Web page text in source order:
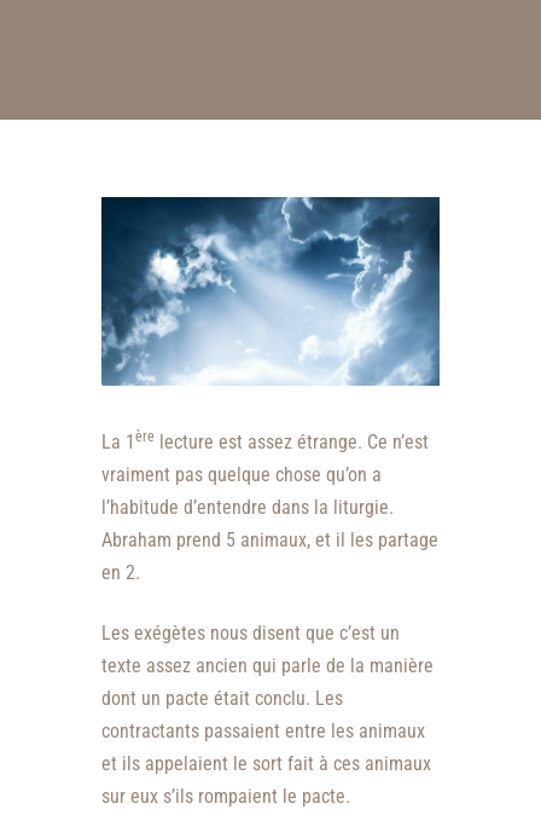
La 1 ère
lecture est assez étrange. Ce n’est
vraiment pas quelque chose qu’on a
l’habitude d’entendre dans la liturgie.
Abraham prend 5 animaux, et il les partage
en 2.
Les exégètes nous disent que c’est un
texte assez ancien qui parle de la manière
dont un pacte était conclu. Les
contractants passaient entre les animaux
et ils appelaient le sort fait à ces animaux
sur eux s’ils rompaient le pacte.